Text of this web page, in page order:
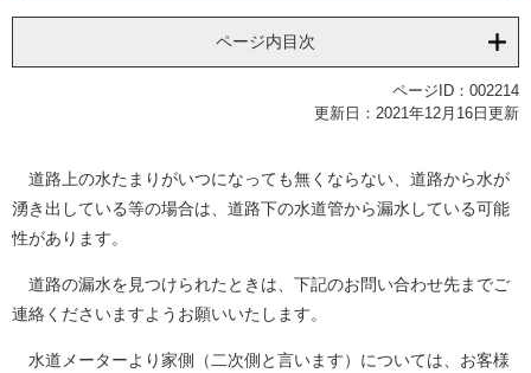
ページ内目次
ページID：002214
更新日：2021年12月16日更新
道路上の水たまりがいつになっても無くならない、道路から水が
湧き出している等の場合は、道路下の水道管から漏水している可能
性があります。
道路の漏水を見つけられたときは、下記のお問い合わせ先までご
連絡くださいますようお願いいたします。
水道メーターより家側（二次側と言います）については、お客様